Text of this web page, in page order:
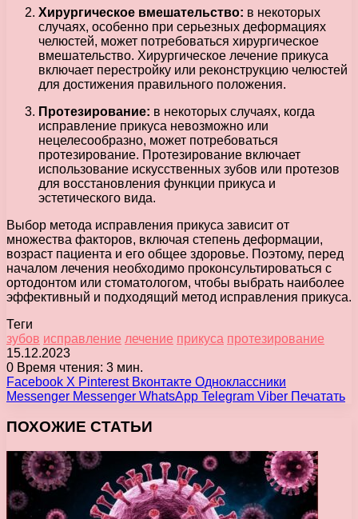
Хирургическое вмешательство: в некоторых
случаях, особенно при серьезных деформациях
челюстей, может потребоваться хирургическое
вмешательство. Хирургическое лечение прикуса
включает перестройку или реконструкцию челюстей
для достижения правильного положения.
Протезирование: в некоторых случаях, когда
исправление прикуса невозможно или
нецелесообразно, может потребоваться
протезирование. Протезирование включает
использование искусственных зубов или протезов
для восстановления функции прикуса и
эстетического вида.
Выбор метода исправления прикуса зависит от
множества факторов, включая степень деформации,
возраст пациента и его общее здоровье. Поэтому, перед
началом лечения необходимо проконсультироваться с
ортодонтом или стоматологом, чтобы выбрать наиболее
эффективный и подходящий метод исправления прикуса.
Теги
зубов исправление лечение прикуса протезирование
15.12.2023
0 Время чтения: 3 мин.
Facebook X Pinterest Вконтакте Одноклассники
Messenger Messenger WhatsApp Telegram Viber Печатать
ПОХОЖИЕ СТАТЬИ